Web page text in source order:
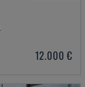
12.000 €